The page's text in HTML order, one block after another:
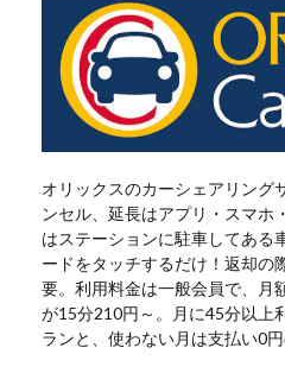
オリックスのカーシェアリング
ンセル、延長はアプリ・スマホ
はステーションに駐車してある
ードをタッチするだけ！返却の
要。利用料金は一般会員で、月
が15分210円～。月に45分以上
ランと、使わない月は支払い0